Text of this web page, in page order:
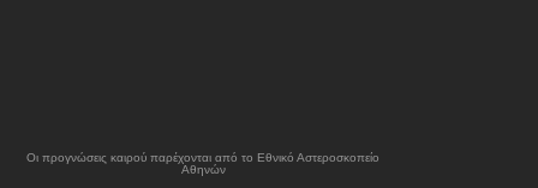
Οι προγνώσεις καιρού παρέχονται από το Εθνικό Αστεροσκοπείο
Αθηνών